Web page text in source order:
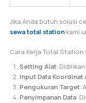
Jika Anda butuh solusi
sewa total station kami
Cara Kerja Total
Setting Alat:
Input Data Koordinat
Pengukuran Target:
Penyimpanan Data: